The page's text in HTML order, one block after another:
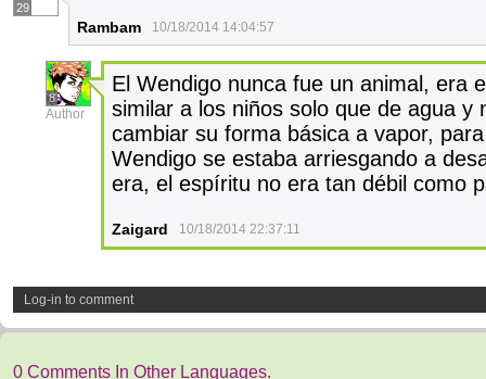
29
Rambam 10/18/2014 14:04:57
8
Author
El Wendigo nunca fue un animal, era
similar a los niños solo que de agua y
cambiar su forma básica a vapor,
Wendigo se estaba arriesgando a
era, el espíritu no era tan débil como
Zaigard 10/18/2014 22:37:11
Log-in to comment
0 Comments In Other Languages.